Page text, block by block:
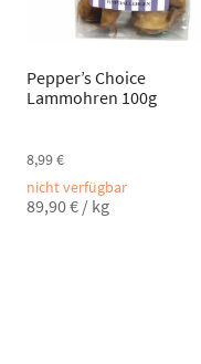
Pepper’s Choice
Lammohren 100g
8,99€
nicht verfügbar
89,90€ / kg